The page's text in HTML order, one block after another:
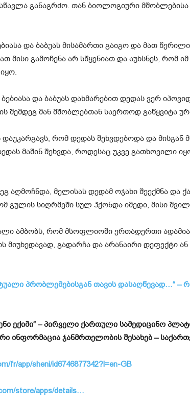
განაგრძო. თან ბიოლოგიური მშობლებისა
და ბაბუას მისამართი გაიგო და მათ წერილი
მისი გამოჩენა არ სწყენიათ და აუხსნეს, რომ
და ბაბუას დახმარებით დედას ვერ
შემდეგ მან მშობლებთან საერთოდ გაწყვიტა
რომ დედას შეხვდებოდა და მისგან
მაშინ შეხვდა, როდესაც უკვე გათხოვილი
აღმოჩნდა, მელისას დედამ ოჯახი შეექმნა და
გულის სიღრმეში სულ ჰქონდა იმედი, მისი
ამბობს, რომ მსოფლიოში ერთადერთი
მიუხედავად, გადარჩა და არანაირი დეფექტი
პრობლემებისგან თავის დასაღწევად…“ –
ექიმი“ – პირველი ქართული სამედიცინო
ინფორმაცია ჯანმრთელობის შესახებ –
fr/app/sheni/id6746877342?l=en-GB
store/apps/details…